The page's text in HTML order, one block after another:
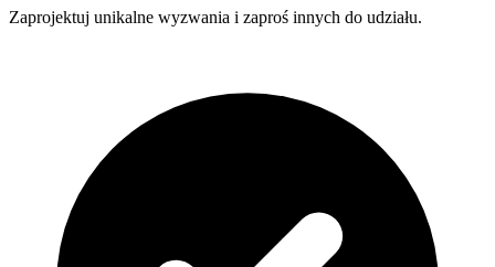
Zaprojektuj unikalne wyzwania i zaproś innych do udziału.